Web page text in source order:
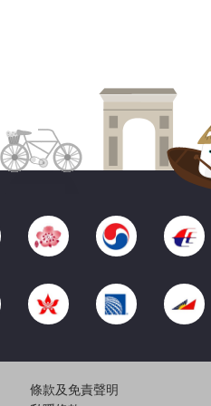
條款及免責聲明